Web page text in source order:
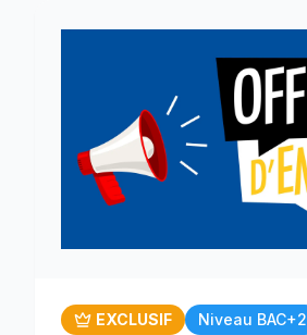
EXCLUSIF Niveau BAC+2